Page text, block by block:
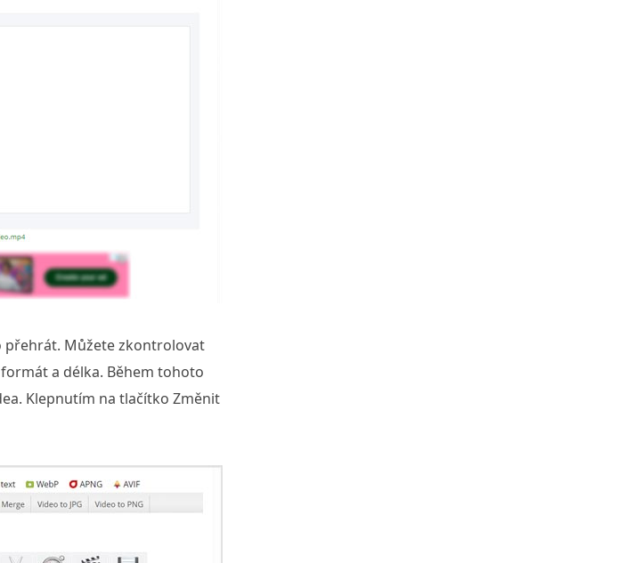
přehrát. Můžete zkontrolovat
a délka. Během tohoto
Klepnutím na tlačítko Změnit